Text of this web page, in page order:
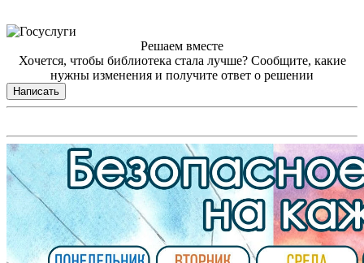
Решаем вместе
Хочется, чтобы библиотека стала лучше? Сообщите, какие
нужны изменения и получите ответ о решении
Написать